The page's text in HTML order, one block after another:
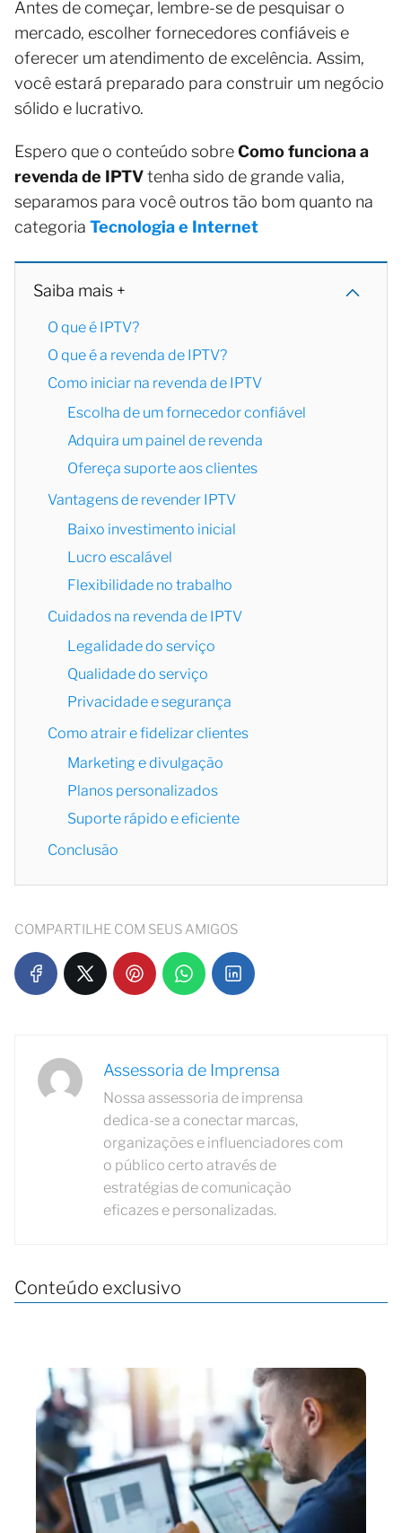
Antes de começar, lembre-se de pesquisar o
mercado, escolher fornecedores confiáveis e
oferecer um atendimento de excelência. Assim,
você estará preparado para construir um negócio
sólido e lucrativo.
Espero que o conteúdo sobreComo funciona a
revenda de IPTVtenha sido de grande valia,
separamos para você outros tão bom quanto na
categoria Tecnologia e Internet
Saiba mais +
O que é IPTV?
O que é a revenda de IPTV?
Como iniciar na revenda de IPTV
Escolha de um fornecedor confiável
Adquira um painel de revenda
Ofereça suporte aos clientes
Vantagens de revender IPTV
Baixo investimento inicial
Lucro escalável
Flexibilidade no trabalho
Cuidados na revenda de IPTV
Legalidade do serviço
Qualidade do serviço
Privacidade e segurança
Como atrair e fidelizar clientes
Marketing e divulgação
Planos personalizados
Suporte rápido e eficiente
Conclusão
COMPARTILHE COM SEUS AMIGOS
Assessoria de Imprensa
Nossa assessoria de imprensa
dedica-se a conectar marcas,
organizações e influenciadores com
o público certo através de
estratégias de comunicação
eficazes e personalizadas.
Conteúdo exclusivo